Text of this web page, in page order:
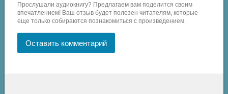
Прослушали аудиокнигу? Предлагаем вам поделится своим
впечатлением! Ваш отзыв будет полезен читателям, которые
еще только собираются познакомиться с произведением.
Оставить комментарий